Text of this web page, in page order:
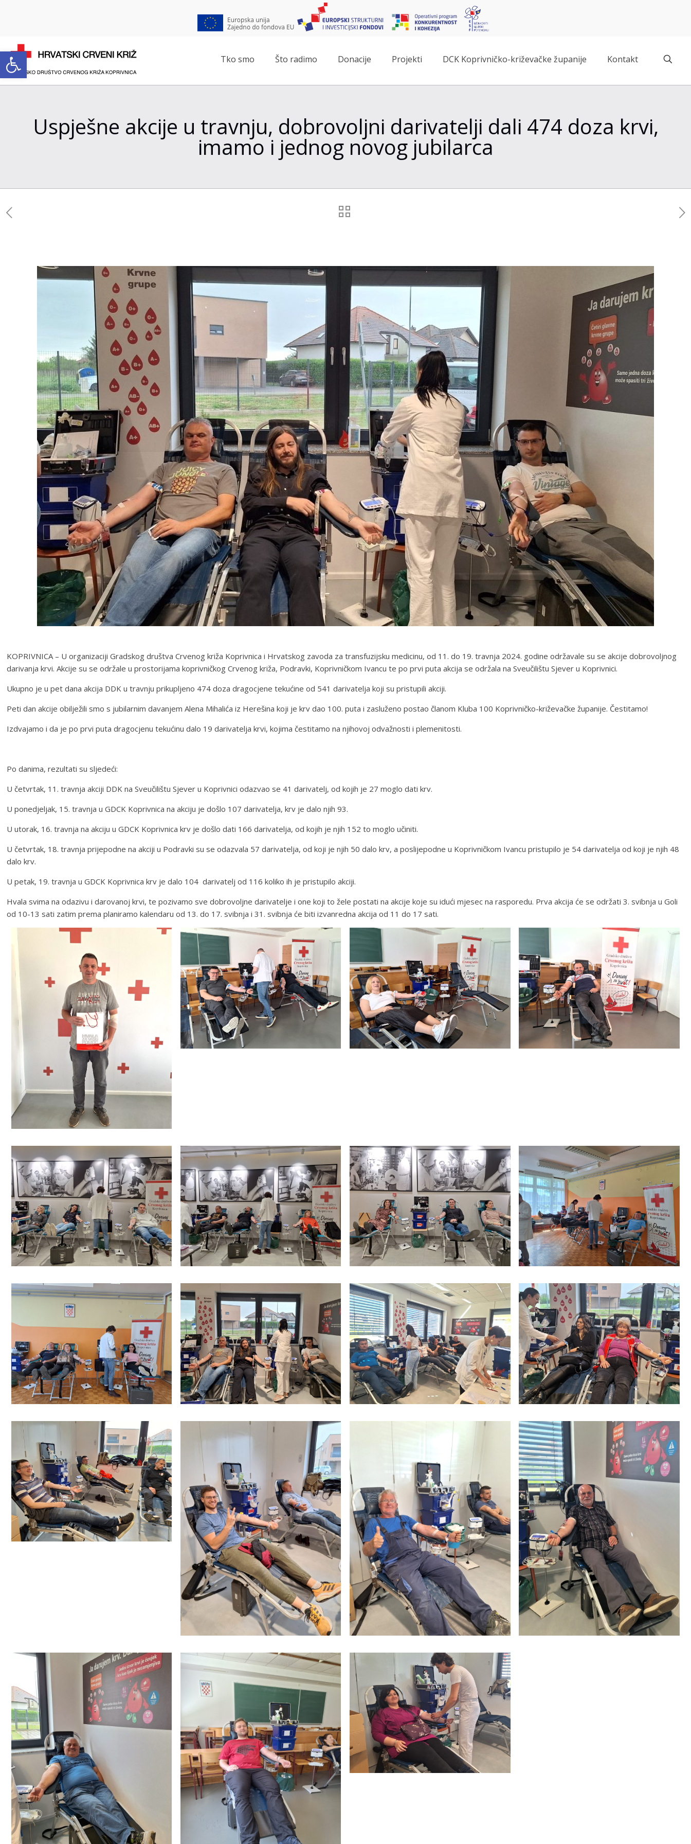
Open toolbar Tko smo Što radimo Donacije Projekti DCK Koprivničko-križevačke županije Kontakt
Uspješne akcije u travnju, dobrovoljni darivatelji dali 474 doza krvi,
imamo i jednog novog jubilarca
KOPRIVNICA – U organizaciji Gradskog društva Crvenog križa Koprivnica i Hrvatskog zavoda za transfuzijsku medicinu, od 11. do 19. travnja 2024. godine održavale su se akcije dobrovoljnog
darivanja krvi. Akcije su se održale u prostorijama koprivničkog Crvenog križa, Podravki, Koprivničkom Ivancu te po prvi puta akcija se održala na Sveučilištu Sjever u Koprivnici.
Ukupno je u pet dana akcija DDK u travnju prikupljeno 474 doza dragocjene tekućine od 541 darivatelja koji su pristupili akciji.
Peti dan akcije obilježili smo s jubilarnim davanjem Alena Mihalića iz Herešina koji je krv dao 100. puta i zasluženo postao članom Kluba 100 Koprivničko-križevačke županije. Čestitamo!
Izdvajamo i da je po prvi puta dragocjenu tekućinu dalo 19 darivatelja krvi, kojima čestitamo na njihovoj odvažnosti i plemenitosti.
Po danima, rezultati su sljedeći:
U četvrtak, 11. travnja akciji DDK na Sveučilištu Sjever u Koprivnici odazvao se 41 darivatelj, od kojih je 27 moglo dati krv.
U ponedjeljak, 15. travnja u GDCK Koprivnica na akciju je došlo 107 darivatelja, krv je dalo njih 93.
U utorak, 16. travnja na akciju u GDCK Koprivnica krv je došlo dati 166 darivatelja, od kojih je njih 152 to moglo učiniti.
U četvrtak, 18. travnja prijepodne na akciji u Podravki su se odazvala 57 darivatelja, od koji je njih 50 dalo krv, a poslijepodne u Koprivničkom Ivancu pristupilo je 54 darivatelja od koji je njih 48
dalo krv.
U petak, 19. travnja u GDCK Koprivnica krv je dalo 104 darivatelj od 116 koliko ih je pristupilo akciji.
Hvala svima na odazivu i darovanoj krvi, te pozivamo sve dobrovoljne darivatelje i one koji to žele postati na akcije koje su idući mjesec na rasporedu. Prva akcija će se održati 3. svibnja u Goli
od 10-13 sati zatim prema planiramo kalendaru od 13. do 17. svibnja i 31. svibnja će biti izvanredna akcija od 11 do 17 sati.